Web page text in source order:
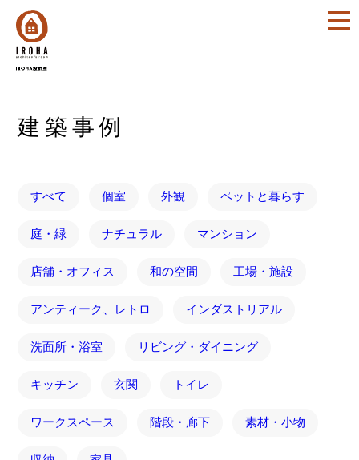
建築事例
すべて 個室 外観 ペットと暮らす
庭・緑 ナチュラル マンション
店舗・オフィス 和の空間 工場・施設
アンティーク、レトロ インダストリアル
洗面所・浴室 リビング・ダイニング
キッチン 玄関 トイレ
ワークスペース 階段・廊下 素材・小物